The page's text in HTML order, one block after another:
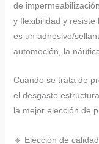
de
y flexibilidad y
es un adhesivo/
automoción, la
Cuando se trata de
el desgaste
la mejor elección de
🔹 Elección de